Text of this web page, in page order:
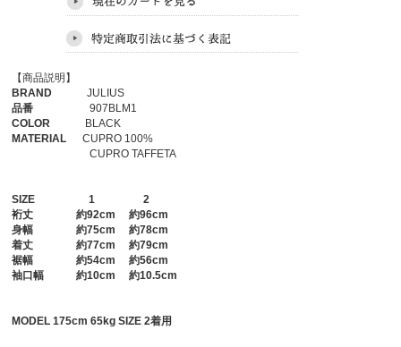
【商品説明】
BRAND JULIUS
品番 907BLM1
COLOR BLACK
MATERIAL CUPRO 100%
CUPRO TAFFETA
SIZE 1
2
裄丈 約92cm 約96cm
身幅 約75cm 約78cm
着丈 約77cm 約79cm
裾幅 約54cm 約56cm
袖口幅 約10cm 約10.5cm
MODEL 175cm 65kg SIZE 2着用